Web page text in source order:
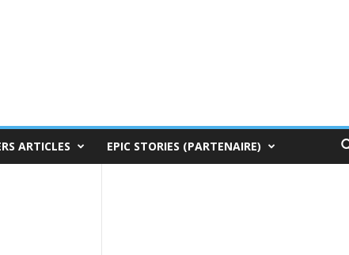
ARTICLES EPIC STORIES (PARTENAIRE)